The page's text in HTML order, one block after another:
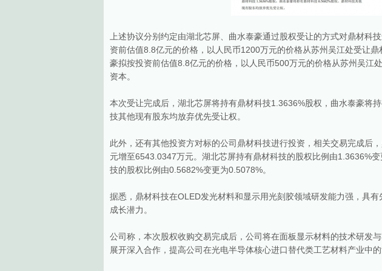
上述协议分别约定由湖北芯屏、曲水泰豪通过股权受让的方式对鼎材科
资前估值8.8亿元的价格，以人民币1200万元的价格从苏州吴江处受让
豪拟按投资前估值8.8亿元的价格，以人民币500万元的价格从苏州吴江
资本。
本次受让完成后，湖北芯屏将持有鼎材科技1.3636%股权，曲水泰豪将
技其他现有股东均放弃优先受让权。
此外，还有其他投资方对标的公司鼎材科技进行投资，相关交易完成后
元增至6543.0347万元。湖北芯屏持有鼎材科技的股权比例由1.3636%
技的股权比例由0.5682%变更为0.5078%。
据悉，鼎材科技在OLED发光材料和显示用光刻胶领域研发能力强，具
成长潜力。
公司称，本次股权收购交易完成后，公司将在面板显示材料的技术研发
展开深入合作，提高公司在光电半导体核心进口替代类工艺材料产业中的